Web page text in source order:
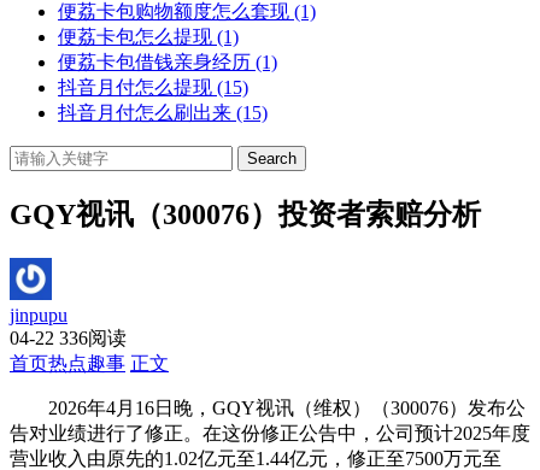
便荔卡包购物额度怎么套现 (1)
便荔卡包怎么提现 (1)
便荔卡包借钱亲身经历 (1)
抖音月付怎么提现 (15)
抖音月付怎么刷出来 (15)
Search
GQY视讯（300076）投资者索赔分析
jinpupu
04-22 336阅读
首页热点趣事 正文
2026年4月16日晚，GQY视讯（维权）（300076）发布公
告对业绩进行了修正。在这份修正公告中，公司预计2025年度
营业收入由原先的1.02亿元至1.44亿元，修正至7500万元至